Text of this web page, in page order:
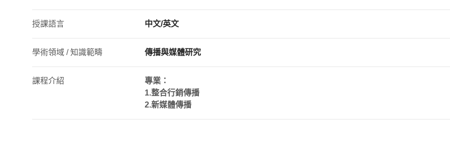
授課語言 中文/英文
學術領域 / 知識範疇 傳播與媒體研究
課程介紹
專業：
1.整合行銷傳播
2.新媒體傳播